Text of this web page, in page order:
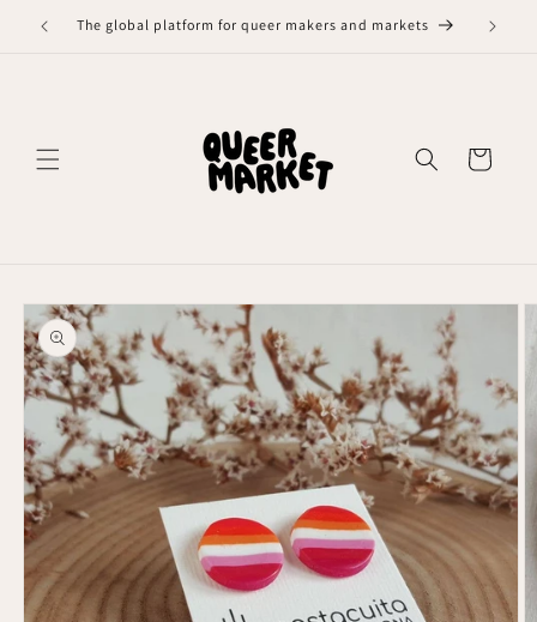
naar deThe global platform for queer makers and markets
Winkelwagen
direct naar